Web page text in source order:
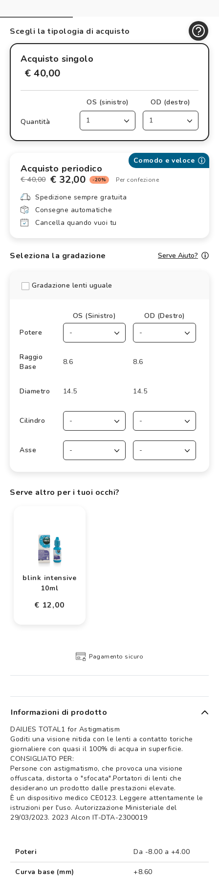
Carta fedeltà
Logout
Scegli la tipologia di acquisto
Acquisto singolo
€ 40,00
Quantità
OS (sinistro) OD (destro)
Acquisto periodico
Comodo e veloce
€ 40,00 € 32,00 -20% Per confezione
Spedizione sempre gratuita
Consegne automatiche
Cancella quando vuoi tu
Seleziona la gradazione Serve Aiuto?
Gradazione lenti uguale
OS (Sinistro)
OD (Destro)
Potere
Raggio
Base
Diametro
Cilindro
Asse
8.6
14.5
8.6
14.5
Serve altro per i tuoi occhi?
blink intensive
10ml
€ 12,00
Pagamento sicuro
Informazioni di prodotto
DAILIES TOTAL1 for Astigmatism
Goditi una visione nitida con le lenti a contatto toriche
giornaliere con quasi il 100% di acqua in superficie.
CONSIGLIATO PER:
Persone con astigmatismo, che provoca una visione
offuscata, distorta o "sfocata".Portatori di lenti che
desiderano un prodotto dalle prestazioni elevate.
È un dispositivo medico CE0123. Leggere attentamente le
istruzioni per l'uso. Autorizzazione Ministeriale del
29/03/2023. 2023 Alcon IT-DTA-2300019
Poteri Da -8.00 a +4.00
Curva base (mm) +8.60